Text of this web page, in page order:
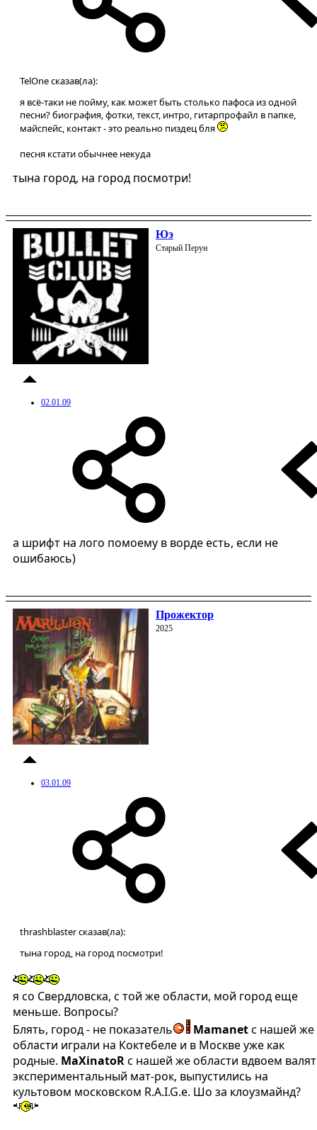
TelOne сказав(ла):
я всё-таки не пойму, как может быть столько пафоса из одной
песни? биография, фотки, текст, интро, гитарпрофайл в папке,
майспейс, контакт - это реально пиздец бля
песня кстати обычнее некуда
тына город, на город посмотри!
Юэ
Старый Перун
02.01.09
а шрифт на лого помоему в ворде есть, если не
ошибаюсь)
Прожектор
2025
03.01.09
thrashblaster сказав(ла):
тына город, на город посмотри!
я со Свердловска, с той же области, мой город еще
меньше. Вопросы?
Блять, город - не показатель
Mamanetс нашей же
области играли на Коктебеле и в Москве уже как
родные. MaXinatoRс нашей же области вдвоем валят
экспериментальный мат-рок, выпустились на
культовом московском R.A.I.G.e. Шо за клоузмайнд?